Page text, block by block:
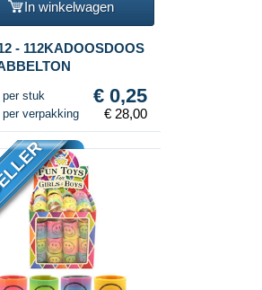
In winkelwagen
- 112KADOOSDOOS
per stuk € 0,25
per verpakking € 28,00